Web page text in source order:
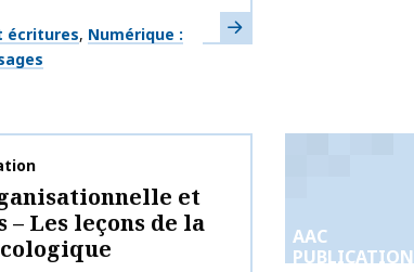
écritures Numérique :
En savoir plus
et
Les leçons de la
AAC
PUBLICATIONS